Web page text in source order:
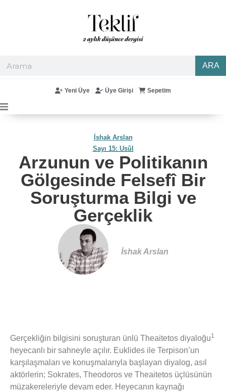
ARA
Yeni Üye Üye Girişi Sepetim
İshak Arslan
Sayı 15: Usûl
Arzunun ve Politikanın
Gölgesinde Felsefî Bir
Soruşturma Bilgi ve
Gerçeklik
İshak Arslan
Gerçekliğin bilgisini soruşturan ünlü Theaitetos diyaloğu1
heyecanlı bir sahneyle açılır. Euklides ile Terpison’un
karşılaşmaları ve konuşmalarıyla başlayan diyalog, asıl
aktörlerin; Sokrates, Theodoros ve Theaitetos üçlüsünün
müzakereleriyle devam eder. Heyecanın kaynağı